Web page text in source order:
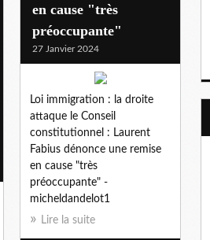
en cause "très
préoccupante"
27 Janvier 2024
Loi immigration : la droite
attaque le Conseil
constitutionnel : Laurent
Fabius dénonce une remise
en cause "très
préoccupante" -
micheldandelot1
Lire la suite